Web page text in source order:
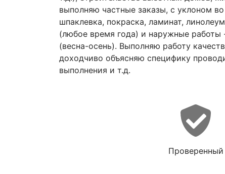
выполняю частные заказы, с уклоном
шпаклевка, покраска, ламинат,
(любое время года) и наружные работы
(весна-осень). Выполняю работу
доходчиво объясняю специфику
выполнения и т.д.
Проверенный